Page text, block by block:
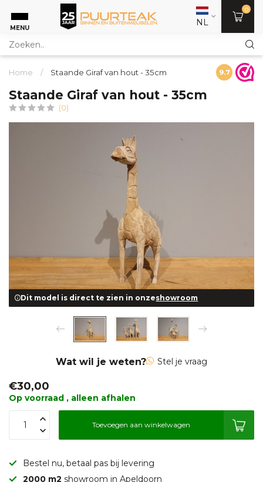
MENU NL
0
Home / Staande Giraf van hout - 35cm 9.7
Staande Giraf van hout - 35cm
(0)
Dit model is direct te zien in onzeshowroom
Wat wil je weten? Stel je vraag
€30,00
Op voorraad , alleen afhalen
Toevoegen aan winkelwagen
Bestel nu, betaal pas bij levering
2000 m2 showroom in Apeldoorn